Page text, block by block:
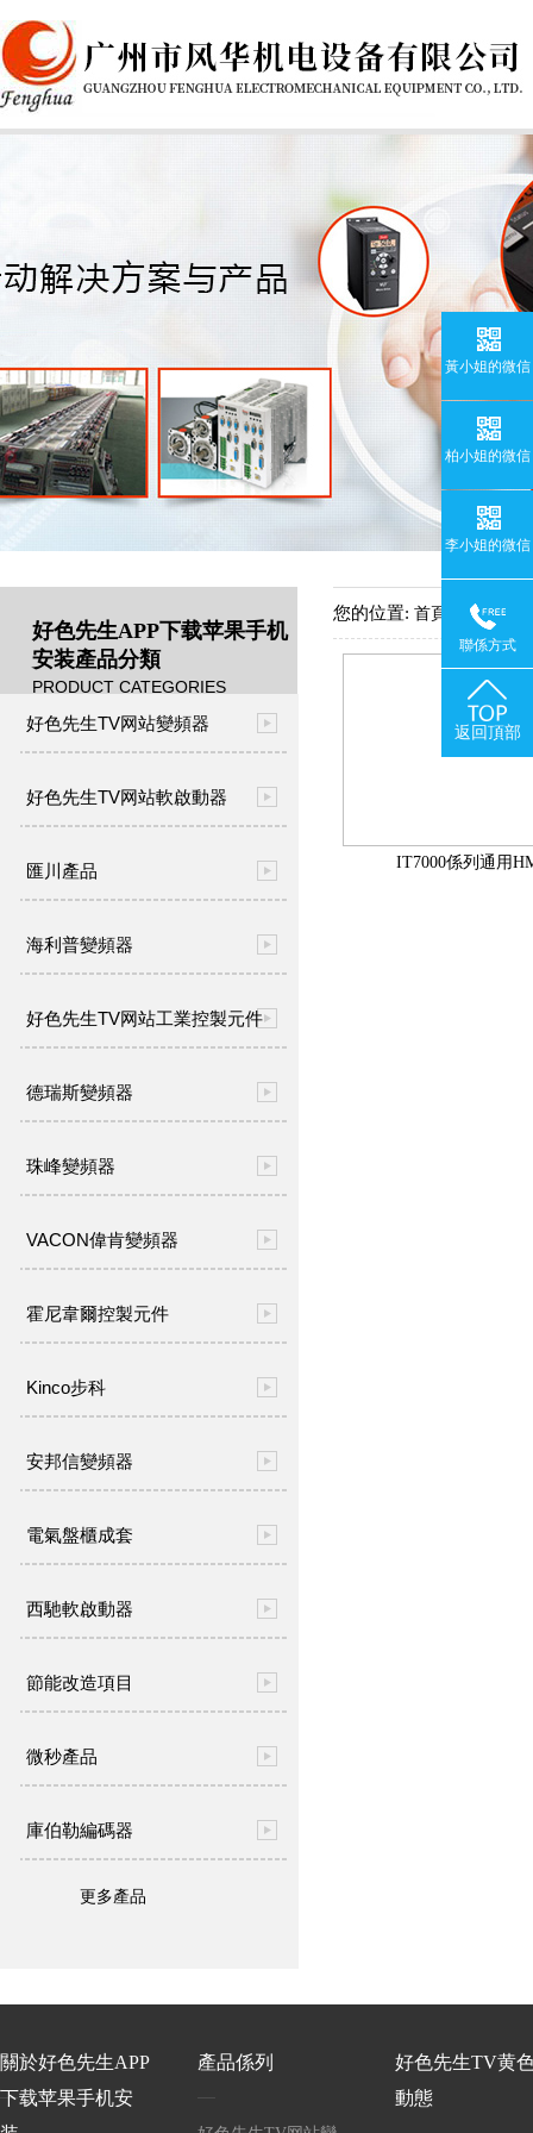
好色先生APP下载苹果手机
安装產品分類
PRODUCT CATEGORIES
好色先生TV网站變頻器
好色先生TV网站軟啟動器
匯川產品
海利普變頻器
好色先生TV网站工業控製元件
德瑞斯變頻器
珠峰變頻器
VACON偉肯變頻器
霍尼韋爾控製元件
Kinco步科
安邦信變頻器
電氣盤櫃成套
西馳軟啟動器
節能改造項目
微秒產品
庫伯勒編碼器
更多產品
您的位置: 首頁 -> 產品中
IT7000係列通用
關於好色先生APP
下载苹果手机安
產品係列
好色先生TV黄
動態
黃小姐的微信
柏小姐的微信
李小姐的微信
聯係方式
返回頂部